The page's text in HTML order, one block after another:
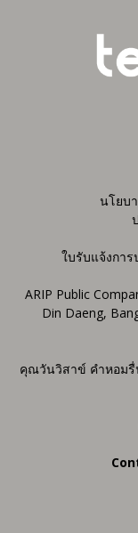
นโยบ
ใบรับแจ้งกา
ARIP Public
Din Daeng,
คุณวันวิสาข์ คำหอมรื่